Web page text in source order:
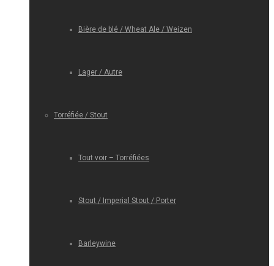
Bière de blé / Wheat Ale / Weizen
Lager / Autre
Torréfiée / Stout
Tout voir – Torréfiées
Stout / Imperial Stout / Porter
Barleywine